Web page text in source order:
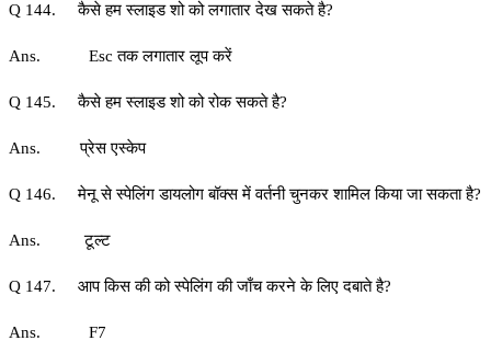
Q 144. कैसे हम स्लाइड शो को लगातार देख सकते है?
Ans. Esc तक लगातार लूप करें
Q 145. कैसे हम स्लाइड शो को रोक सकते है?
Ans. प्रेस एस्केप
Q 146. मेनू से स्पेलिंग डायलोग बॉक्स में वर्तनी चुनकर शामिल किया जा सकता है?
Ans. टूल्ट
Q 147. आप किस की को स्पेलिंग की जाँच करने के लिए दबाते है?
Ans. F7